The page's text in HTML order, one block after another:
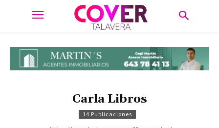
Carla Libros
14 Publicaciones